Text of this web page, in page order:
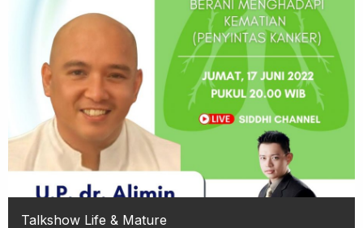
Talkshow Life & Mature